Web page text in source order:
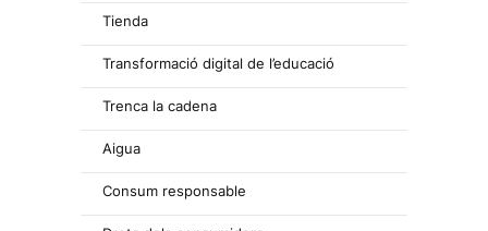
Tienda
Transformació digital de l’educació
Trenca la cadena
Aigua
Consum responsable